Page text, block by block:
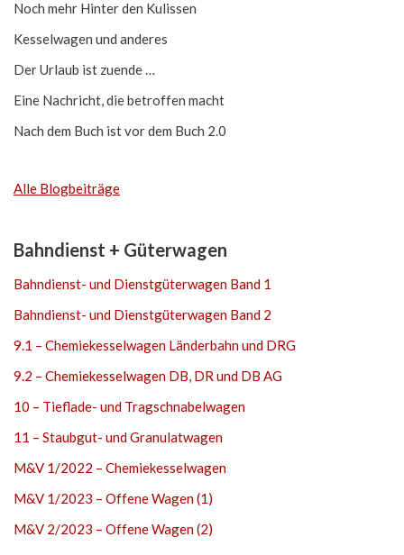
Noch mehr Hinter den Kulissen
Kesselwagen und anderes
Der Urlaub ist zuende …
Eine Nachricht, die betroffen macht
Nach dem Buch ist vor dem Buch 2.0
Alle Blogbeiträge
Bahndienst + Güterwagen
Bahndienst- und Dienstgüterwagen Band 1
Bahndienst- und Dienstgüterwagen Band 2
9.1 – Chemiekesselwagen Länderbahn und DRG
9.2 – Chemiekesselwagen DB, DR und DB AG
10 – Tieflade- und Tragschnabelwagen
11 – Staubgut- und Granulatwagen
M&V 1/2022 – Chemiekesselwagen
M&V 1/2023 – Offene Wagen (1)
M&V 2/2023 – Offene Wagen (2)